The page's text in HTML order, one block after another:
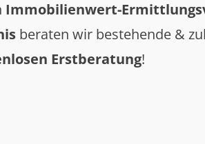
Immobilienwert-
beraten wir bestehende &
Erstberatung!